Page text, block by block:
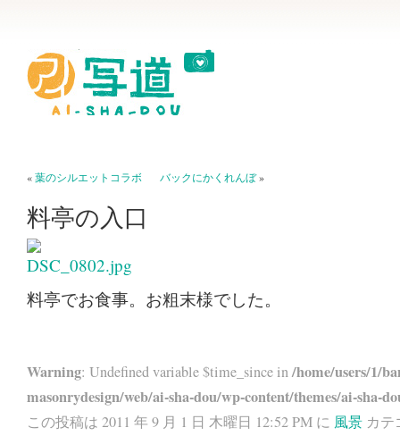
«葉のシルエットコラボ バックにかくれんぼ»
料亭の入口
料亭でお食事。お粗末様でした。
Warning: Undefined variable $time_since in/home/users/1/
masonrydesign/web/ai-sha-dou/wp-content/themes/ai-sha-
この投稿は 2011 年 9 月 1 日 木曜日 12:52 PM に 風景 カテ